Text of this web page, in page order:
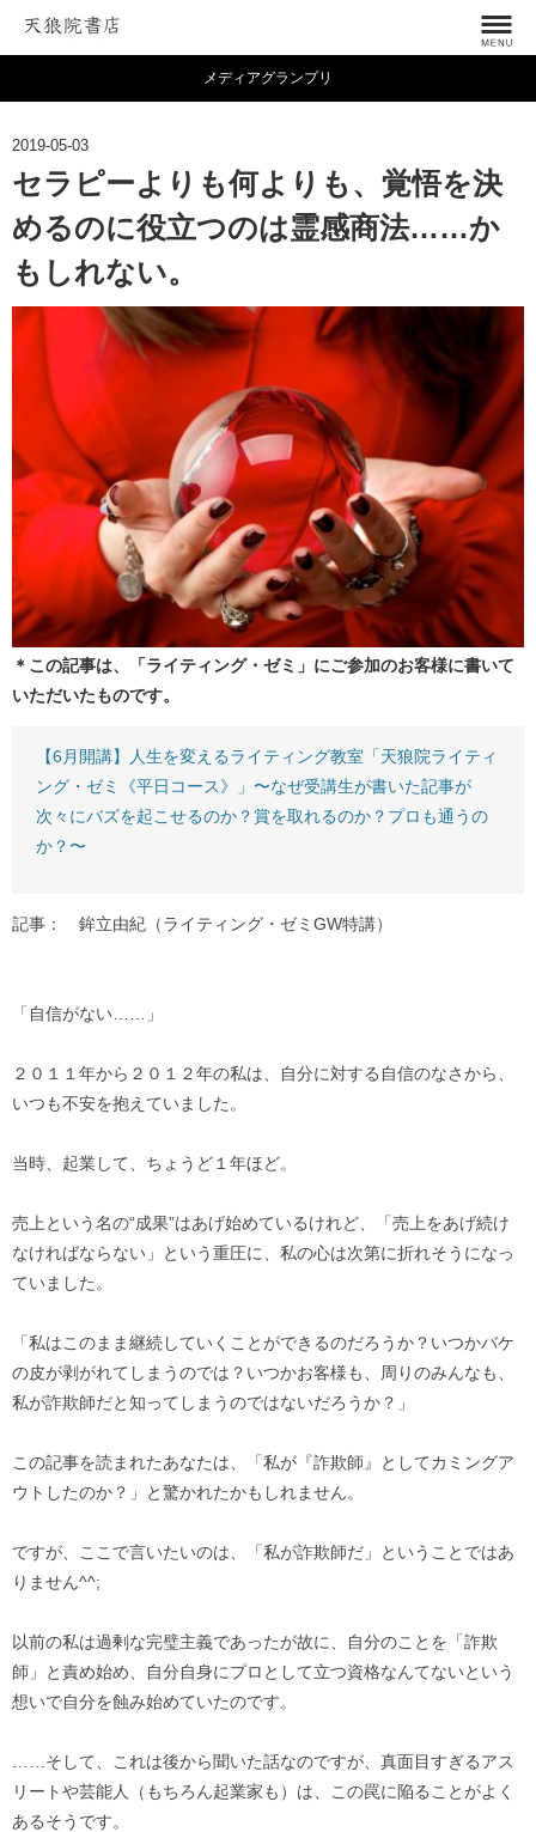
メディアグランプリ
2019-05-03
セラピーよりも何よりも、覚悟を決
めるのに役立つのは霊感商法……か
もしれない。
＊この記事は、「ライティング・ゼミ」にご参加のお客様に書いて
いただいたものです。
【6月開講】人生を変えるライティング教室「天狼院ライティ
ング・ゼミ《平日コース》」〜なぜ受講生が書いた記事が
次々にバズを起こせるのか？賞を取れるのか？プロも通うの
か？〜
記事： 鉾立由紀（ライティング・ゼミGW特講）
「自信がない……」
２０１１年から２０１２年の私は、自分に対する自信のなさから、
いつも不安を抱えていました。
当時、起業して、ちょうど１年ほど。
売上という名の“成果”はあげ始めているけれど、「売上をあげ続け
なければならない」という重圧に、私の心は次第に折れそうになっ
ていました。
「私はこのまま継続していくことができるのだろうか？いつかバケ
の皮が剥がれてしまうのでは？いつかお客様も、周りのみんなも、
私が詐欺師だと知ってしまうのではないだろうか？」
この記事を読まれたあなたは、「私が『詐欺師』としてカミングア
ウトしたのか？」と驚かれたかもしれません。
ですが、ここで言いたいのは、「私が詐欺師だ」ということではあ
りません^^;
以前の私は過剰な完璧主義であったが故に、自分のことを「詐欺
師」と責め始め、自分自身にプロとして立つ資格なんてないという
想いで自分を蝕み始めていたのです。
……そして、これは後から聞いた話なのですが、真面目すぎるアス
リートや芸能人（もちろん起業家も）は、この罠に陥ることがよく
あるそうです。